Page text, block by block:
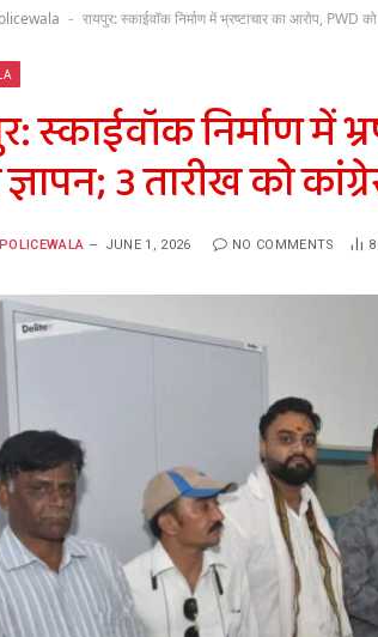
- रायपुर: स्काईवॉक निर्माण में भ्रष्टाचार का आरोप, PWD
स्काईवॉक निर्माण में
3 तारीख को
POLICEWALA JUNE 1, 2026 NO COMMENTS 8